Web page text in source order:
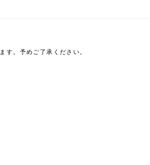
す。予めご了承ください。